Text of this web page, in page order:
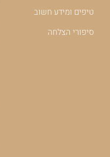
טיפים ומידע חשוב
סיפורי הצלחה